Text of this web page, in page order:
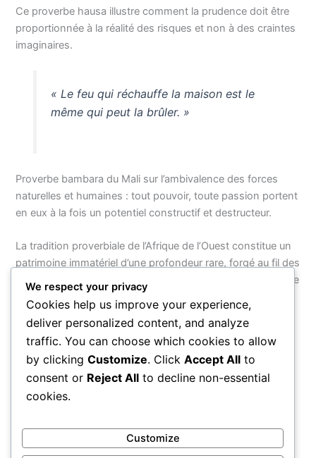
Ce proverbe hausa illustre comment la prudence doit être
proportionnée à la réalité des risques et non à des craintes
imaginaires.
« Le feu qui réchauffe la maison est le
même qui peut la brûler. »
Proverbe bambara du Mali sur l’ambivalence des forces
naturelles et humaines : tout pouvoir, toute passion portent
en eux à la fois un potentiel constructif et destructeur.
La tradition proverbiale de l’Afrique de l’Ouest constitue un
patrimoine immatériel d’une profondeur rare, forgé au fil des
siècles par des hommes et des femmes qui ont appris à lire
le monde dans ses détails les plus humbles. Ces quarante
proverbes ne sont qu’une fenêtre sur une sagesse
infiniment plus vaste, mais ils suffisent à rappeler que
derrière chaque formule brève se cache une vision de
l’humanité qui parle à chacun, quelle que soit sa culture
d’origine.
PRÉCÉDENT SUIVANT
We respect your privacy
Cookies help us improve your experience,
deliver personalized content, and analyze
traffic. You can choose which cookies to allow
by clicking Customize. Click Accept All to
consent or Reject All to decline non-essential
cookies.
Customize